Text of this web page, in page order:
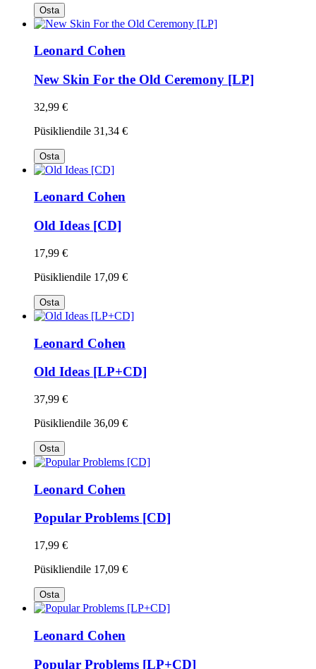
Osta
Leonard Cohen
New Skin For the Old Ceremony [LP]
32,99 €
Püsikliendile 31,34 €
Osta
Leonard Cohen
Old Ideas [CD]
17,99 €
Püsikliendile 17,09 €
Osta
Leonard Cohen
Old Ideas [LP+CD]
37,99 €
Püsikliendile 36,09 €
Osta
Leonard Cohen
Popular Problems [CD]
17,99 €
Püsikliendile 17,09 €
Osta
Leonard Cohen
Popular Problems [LP+CD]